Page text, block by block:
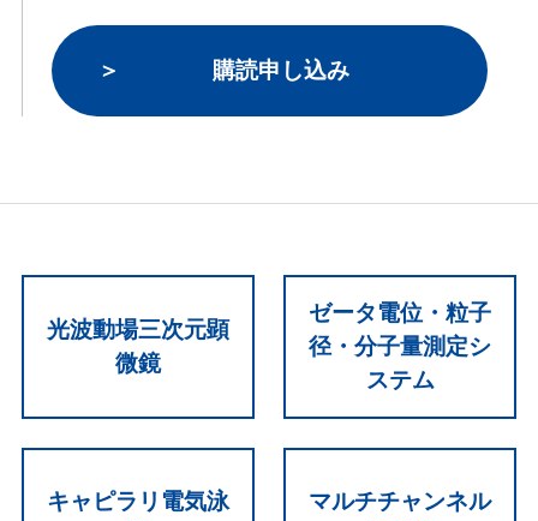
購読申し込み
光波動場三次元顕
微鏡
ゼータ電位・粒子
径・分子量測定シ
ステム
キャピラリ電気泳
マルチチャンネル